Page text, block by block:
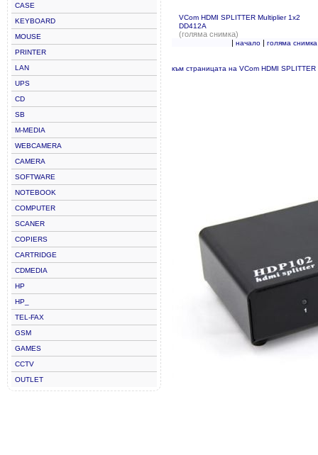
CASE
KEYBOARD
MOUSE
PRINTER
LAN
UPS
CD
SB
M-MEDIA
WEBCAMERA
CAMERA
SOFTWARE
NOTEBOOK
COMPUTER
SCANER
COPIERS
CARTRIDGE
CDMEDIA
HP
HP_
TEL-FAX
GSM
GAMES
CCTV
OUTLET
VCom HDMI SPLITTER Multiplier 1x2
DD412A
(голяма снимка)
| начало| голяма снимка
към страницата на VCom HDMI